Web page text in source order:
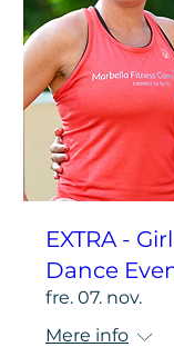
EXTRA -
Dance
fre. 07. nov.
Mere info